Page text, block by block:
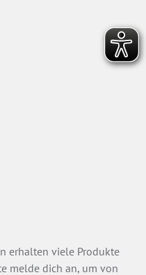
erhalten viele Produkte
melde dich an, um von